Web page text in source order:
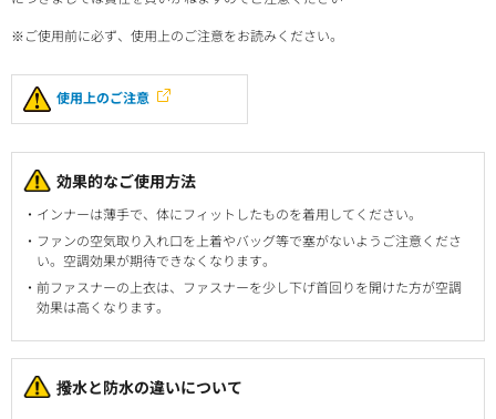
※ご使用前に必ず、使用上のご注意をお読みください。
使用上のご注意
効果的なご使用方法
インナーは薄手で、体にフィットしたものを着用してください。
ファンの空気取り入れ口を上着やバッグ等で塞がないようご注意くださ
い。空調効果が期待できなくなります。
前ファスナーの上衣は、ファスナーを少し下げ首回りを開けた方が空調
効果は高くなります。
撥水と防水の違いについて